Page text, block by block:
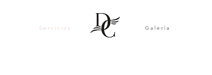
S e r v i c i o s G a l e r í a